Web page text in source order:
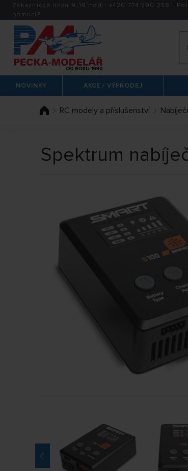
Zákaznická linka 9-18 hod.: +420 774 590 258 |
pomoci?
NOVINKY AKCE / VÝPRODEJ
RC modely a příslušenství
Spektrum